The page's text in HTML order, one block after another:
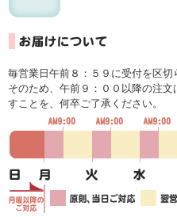
毎営業日午前８：５９に受付を区切
そのため、午前９：００以降の注
すことを、何卒ご了承ください。